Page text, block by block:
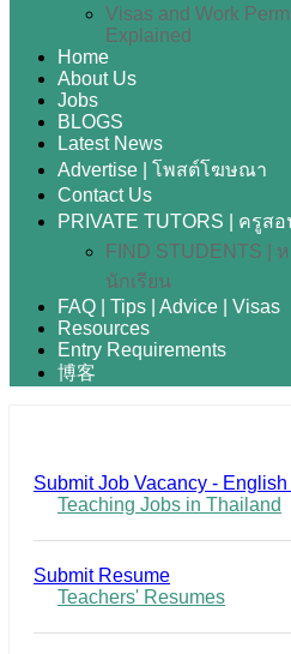
Visas and Work
Explained
Home
About Us
Jobs
BLOGS
Latest News
Advertise | โพสต์โฆษณา
Contact Us
PRIVATE TUTORS | ครูส
FIND STUDENTS | ห
นักเรียน
FAQ | Tips | Advice | Visas
Resources
Entry Requirements
博客
Submit Job Vacancy -
Teaching Jobs in Thailand
Submit Resume
Teachers' Resumes